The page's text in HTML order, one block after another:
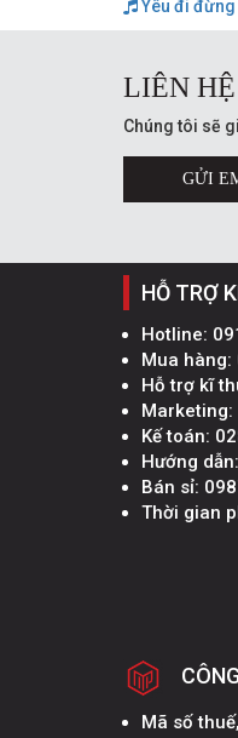
Yêu đi
LIÊN HỆ
Chúng tôi sẽ
GỬI
HỖ TRỢ
Hotline:
Mua hàng:
Hỗ trợ kĩ
Marketing:
Kế toán:
Hướng dẫn:
Bán sỉ:
Thời gian
Mã số